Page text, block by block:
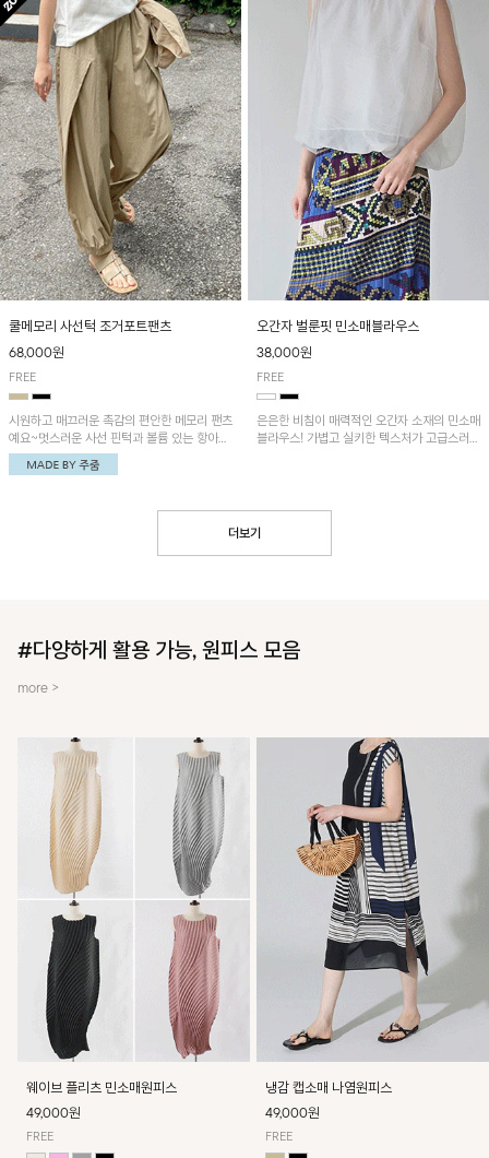
쿨메모리 사선턱 조거포트팬츠
68,000원
FREE
시원하고 매끄러운 촉감의 편안한 메모리 팬츠
예요~멋스러운 사선 핀턱과 볼륨 있는 항아리
핏이 유니크한 아이템!
오간자 벌룬핏 민소매블라우스
38,000원
FREE
은은한 비침이 매력적인 오간자 소재의 민소매
블라우스! 가볍고 실키한 텍스처가 고급스러운
더보기
#다양하게 활용 가능, 원피스 모음
more >
웨이브 플리츠 민소매원피스
49,000원
FREE
냉감 캡소매 나염원피스
49,000원
FREE